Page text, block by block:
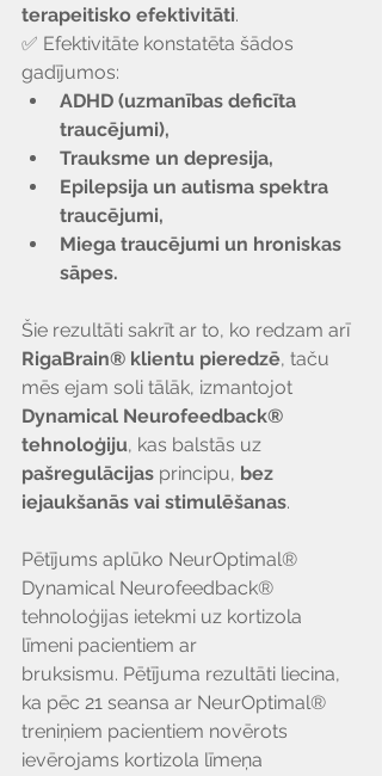
terapeitisko efektivitāti.
✅ Efektivitāte konstatēta šādos
gadījumos:
ADHD (uzmanības deficīta
traucējumi),
Trauksme un depresija,
Epilepsija un autisma spektra
traucējumi,
Miega traucējumi un hroniskas
sāpes.
Šie rezultāti sakrīt ar to, ko redzam arī
RigaBrain® klientu pieredzē, taču
mēs ejam soli tālāk, izmantojot
Dynamical Neurofeedback®
tehnoloģiju, kas balstās uz
pašregulācijas principu, bez
iejaukšanās vai stimulēšanas.
Pētījums aplūko NeurOptimal®
Dynamical Neurofeedback®
tehnoloģijas ietekmi uz kortizola
līmeni pacientiem ar
bruksismu. Pētījuma rezultāti liecina,
ka pēc 21 seansa ar NeurOptimal®
treniņiem pacientiem novērots
ievērojams kortizola līmeņa